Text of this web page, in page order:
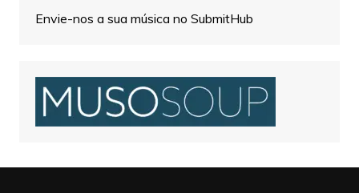
Envie-nos a sua música no SubmitHub